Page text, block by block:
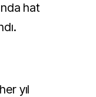
hat
yıl